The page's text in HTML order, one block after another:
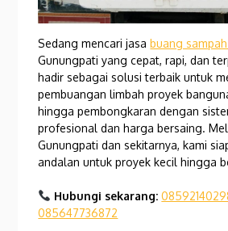
Sedang mencari jasabuang
Gunungpati yang cepat, rapi, dan
hadir sebagai solusi terbaik untuk
pembuangan limbah proyek
hingga pembongkaran dengan
profesional dan harga bersaing.
Gunungpati dan sekitarnya, kami
andalan untuk proyek kecil hingga
Hubungi sekarang:
085647736872